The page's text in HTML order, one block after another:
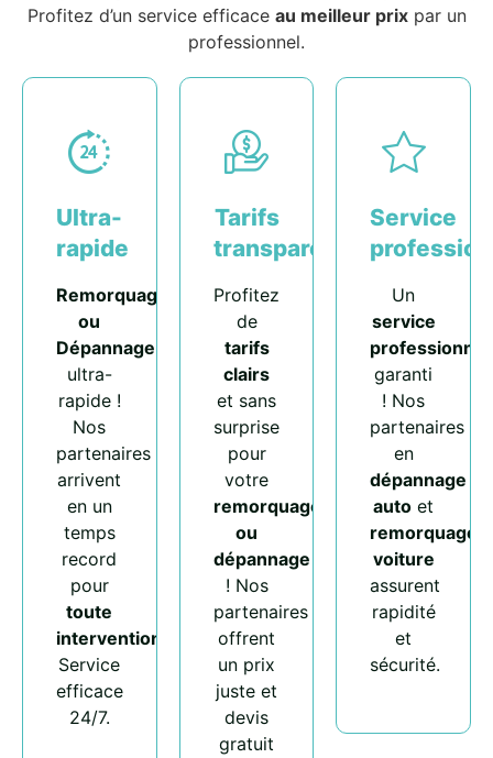
Profitez d’un service efficace au meilleur prixpar un
professionnel.
Ultra-
rapide
Remorquage
ou
Dépannage
ultra-
rapide !
Nos
partenaires
arrivent
en un
temps
record
pour
toute
intervention
Service
efficace
24/7.
Tarifs
transparents
Profitez
de
tarifs
clairs
et sans
surprise
pour
votre
remorquage
ou
dépannage
! Nos
partenaires
offrent
un prix
juste et
devis
gratuit
Service
Un
service
professionnel
garanti
! Nos
partenaires
en
dépannage
auto et
remorquage
voiture
assurent
rapidité
et
sécurité.